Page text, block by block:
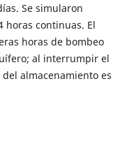
Se simularon
horas continuas. El
horas de bombeo
al interrumpir el
almacenamiento es